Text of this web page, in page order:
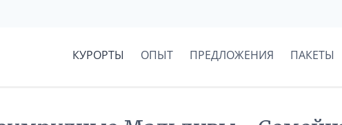
КУРОРТЫ ОПЫТ ПРЕДЛОЖЕНИЯ ПАКЕТЫ